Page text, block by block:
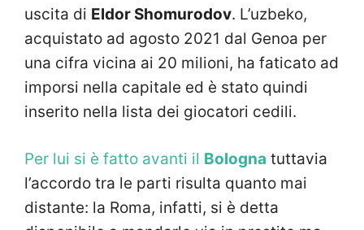
uscita di Eldor Shomurodov. L’uzbeko,
acquistato ad agosto 2021 dal Genoa per
una cifra vicina ai 20 milioni, ha faticato ad
imporsi nella capitale ed è stato quindi
inserito nella lista dei giocatori cedili.
Per lui si è fatto avanti il Bologna tuttavia
l’accordo tra le parti risulta quanto mai
distante: la Roma, infatti, si è detta